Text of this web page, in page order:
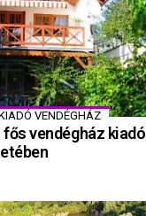
VENDÉGHÁZ
fős vendégház kiadó